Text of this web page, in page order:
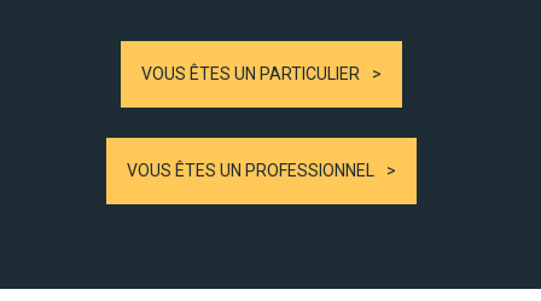
VOUS ÊTES UN PARTICULIER
VOUS ÊTES UN PROFESSIONNEL